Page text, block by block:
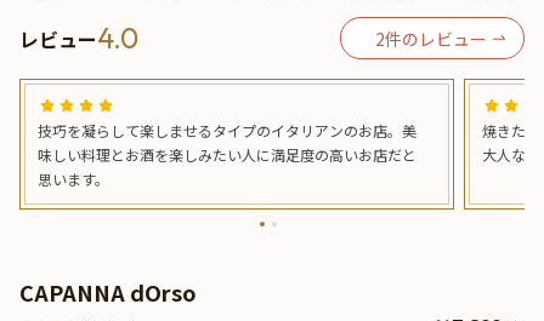
レビュー4.0 2件のレビュー
技巧を凝らして楽しませるタイプのイタリアンのお店。美
味しい料理とお酒を楽しみたい人に満足度の高いお店だと
思います。
焼きた
大人な
CAPANNA dOrso